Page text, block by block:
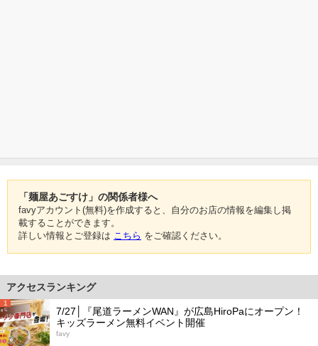
「麺屋あごすけ」の関係者様へ
favyアカウント(無料)を作成すると、自分のお店の情報を編集し掲
載することができます。
詳しい情報とご登録は こちら をご確認ください。
アクセスランキング
1
7/27│『尾道ラーメンWAN』が広島HiroPaにオープン！
キッズラーメン無料イベント開催
favy